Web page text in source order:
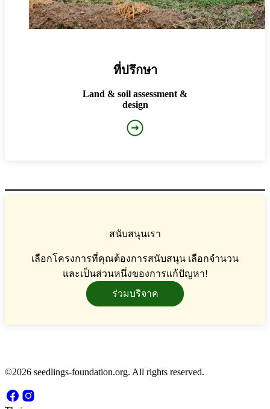
ที่ปรึกษา
Land & soil assessment &
design
สนับสนุนเรา
เลือกโครงการที่คุณต้องการสนับสนุน เลือกจำนวน
และเป็นส่วนหนึ่งของการแก้ปัญหา!
ร่วมบริจาค
©2026 seedlings-foundation.org. All rights reserved.